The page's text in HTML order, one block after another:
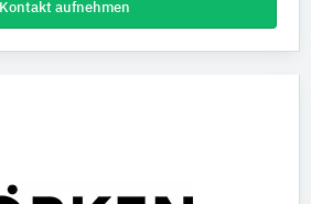
Kontakt aufnehmen